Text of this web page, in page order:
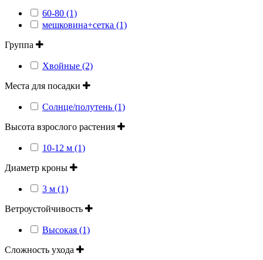
60-80 (1)
мешковина+сетка (1)
Группа
Хвойные (2)
Места для посадки
Солнце/полутень (1)
Высота взрослого растения
10-12 м (1)
Диаметр кроны
3 м (1)
Ветроустойчивость
Высокая (1)
Сложность ухода